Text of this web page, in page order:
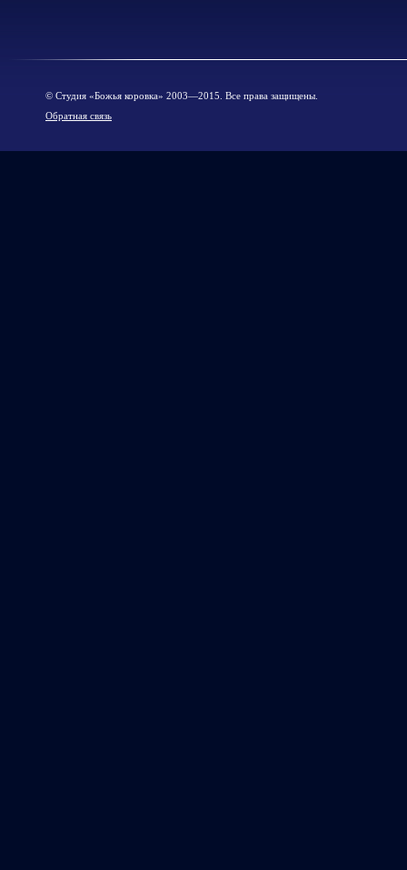
© Cтудия «Божья коровка» 2003—2015. Все права защищены.
Обратная связь